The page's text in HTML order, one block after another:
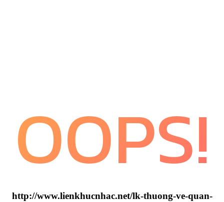
OOPS!
http://www.lienkhucnhac.net/lk-thuong-ve-quan-